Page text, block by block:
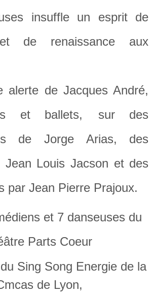
insuffle un esprit de
de renaissance aux
alerte de Jacques André,
et ballets,
sur des
de Jorge Arias, des
Jean Louis Jacson et des
par Jean Pierre Prajoux.
et 7 danseuses du
Parts Coeur
Sing Song Energie de la
de Lyon,